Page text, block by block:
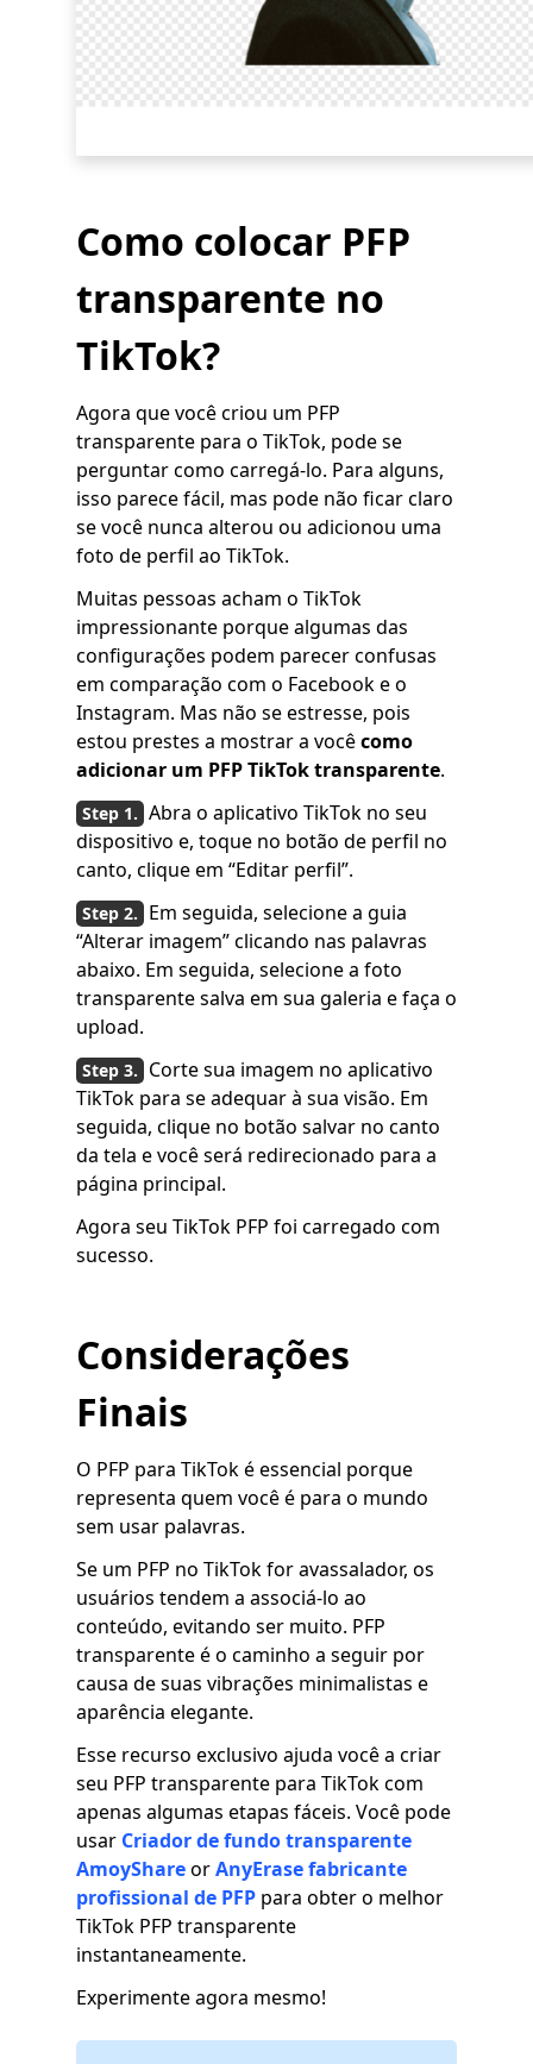
Como colocar PFP
transparente no
TikTok?
Agora que você criou um PFP
transparente para o TikTok, pode se
perguntar como carregá-lo. Para alguns,
isso parece fácil, mas pode não ficar claro
se você nunca alterou ou adicionou uma
foto de perfil ao TikTok.
Muitas pessoas acham o TikTok
impressionante porque algumas das
configurações podem parecer confusas
em comparação com o Facebook e o
Instagram. Mas não se estresse, pois
estou prestes a mostrar a vocêcomo
adicionar um PFP TikTok transparente.
Abra o aplicativo TikTok no seu
dispositivo e, toque no botão de perfil no
canto, clique em “Editar perfil”.
Em seguida, selecione a guia
“Alterar imagem” clicando nas palavras
abaixo. Em seguida, selecione a foto
transparente salva em sua galeria e faça o
upload.
Corte sua imagem no aplicativo
TikTok para se adequar à sua visão. Em
seguida, clique no botão salvar no canto
da tela e você será redirecionado para a
página principal.
Agora seu TikTok PFP foi carregado com
sucesso.
Considerações
Finais
O PFP para TikTok é essencial porque
representa quem você é para o mundo
sem usar palavras.
Se um PFP no TikTok for avassalador, os
usuários tendem a associá-lo ao
conteúdo, evitando ser muito. PFP
transparente é o caminho a seguir por
causa de suas vibrações minimalistas e
aparência elegante.
Esse recurso exclusivo ajuda você a criar
seu PFP transparente para TikTok com
apenas algumas etapas fáceis. Você pode
usar Criador de fundo transparente
AmoyShareorAnyErase fabricante
profissional de PFP para obter o melhor
TikTok PFP transparente
instantaneamente.
Experimente agora mesmo!